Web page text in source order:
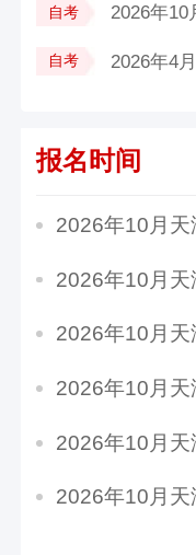
自考 2026年10
自考
报名时间